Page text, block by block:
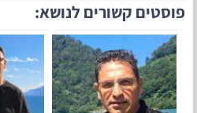
פוסטים קשורים לנושא: